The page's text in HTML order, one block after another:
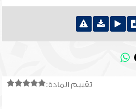
تقييم المادة: